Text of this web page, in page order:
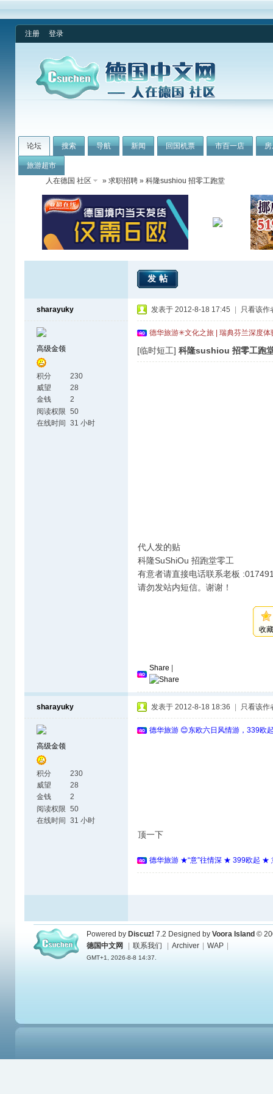
注册 登录
论坛 搜索 导航 新闻 回国机票 市百一店
旅游超市
人在德国 社区
» 求职招聘 » 科隆sushiou 招零工跑堂
发帖
sharayuky
高级金领
积分
230
威望
28
金钱
2
阅读权限 50
在线时间 31 小时
发表于 2012-8-18 17:45 只看该作
德华旅游✳文化之旅 | 瑞典芬兰深度
[临时短工] 科隆sushiou 招零工跑
代人发的贴
科隆SuShiOu 招跑堂零工
有意者请直接电话联系老板
请勿发站内短信。谢谢！
收
Share
sharayuky
高级金领
积分
230
威望
28
金钱
2
阅读权限 50
在线时间 31 小时
发表于 2012-8-18 18:36 只看该作
德华旅游 😊东欧六日风情游，339欧
顶一下
德华旅游 ★“意”往情深 ★ 399欧起 ★
Powered by Discuz! 7.2 Designed by Voora Island ©
德国中文网
联系我们 Archiver WAP
GMT+1, 2026-8-8 14:37.